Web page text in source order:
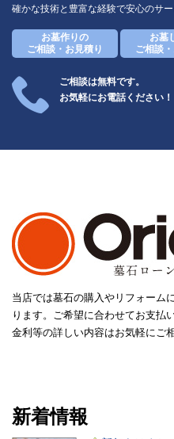
確かな技術と豊富な経験で安心のサ
お墓作りの
ご相談・お見積り
お墓
ご相談
ご相談は無料です。
お気軽にお電話ください！
当店では墓石の購入やリフォーム
ります。ご希望に合わせてお支
金利等の詳しい内容はお気軽にご
新着情報